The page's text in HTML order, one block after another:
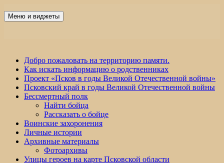
Победа 60
Меню и виджеты
Добро пожаловать на территорию памяти.
Как искать информацию о родственниках
Проект «Псков в годы Великой Отечественной войны»
Псковский край в годы Великой Отечественной войны
Бессмертный полк
Найти бойца
Рассказать о бойце
Воинские захоронения
Личные истории
Архивные материалы
Фотоархивы
Улицы героев на карте Псковской области